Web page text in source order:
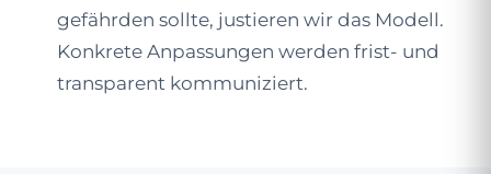
gefährden sollte, justieren wir das Modell.
Konkrete Anpassungen werden frist- und
transparent kommuniziert.